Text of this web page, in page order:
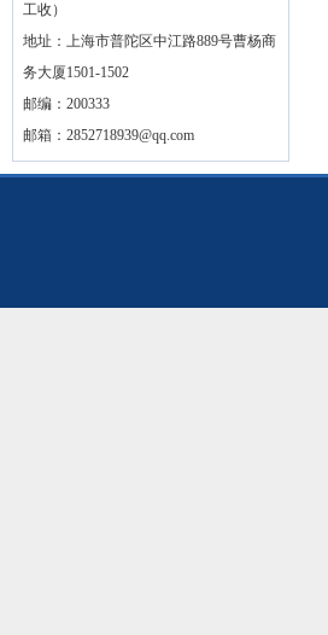
工收）
地址：上海市普陀区中江路889号曹杨商
务大厦1501-1502
邮编：200333
邮箱： 2852718939@qq.com